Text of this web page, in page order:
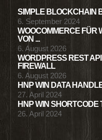
SIMPLE BLOCKCHAIN
6. September 2024
WOOCOMMERCE FÜR
VON ...
6. August 2026
WORDPRESS REST
FIREWALL
6. August 2026
HNP WIN DATA
27. April 2024
HNP WIN SHORTCODE
26. April 2024